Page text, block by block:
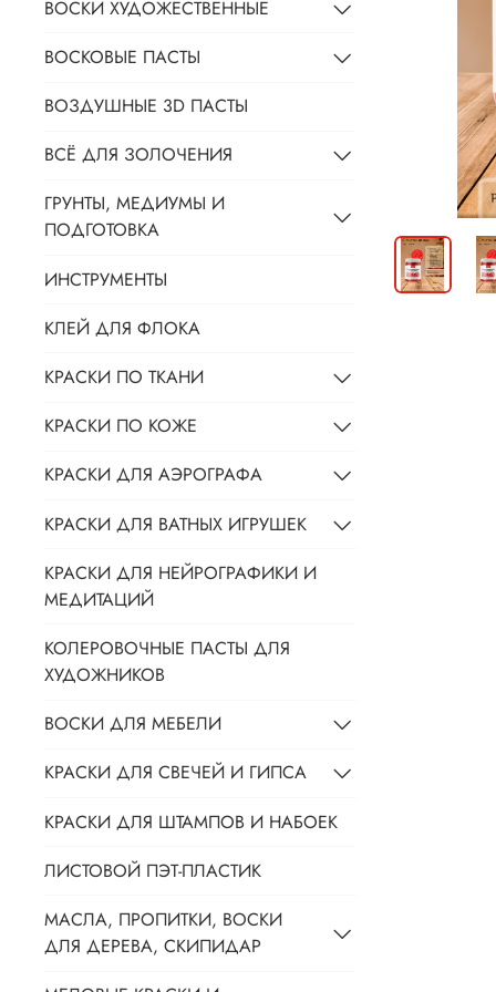
ВОСКИ ХУДОЖЕСТВЕННЫЕ
ВОСКОВЫЕ ПАСТЫ
ВОЗДУШНЫЕ 3D ПАСТЫ
ВСЁ ДЛЯ ЗОЛОЧЕНИЯ
ГРУНТЫ, МЕДИУМЫ И
ПОДГОТОВКА
ИНСТРУМЕНТЫ
КЛЕЙ ДЛЯ ФЛОКА
КРАСКИ ПО ТКАНИ
КРАСКИ ПО КОЖЕ
КРАСКИ ДЛЯ АЭРОГРАФА
КРАСКИ ДЛЯ ВАТНЫХ ИГРУШЕК
КРАСКИ ДЛЯ НЕЙРОГРАФИКИ И
МЕДИТАЦИЙ
КОЛЕРОВОЧНЫЕ ПАСТЫ ДЛЯ
ХУДОЖНИКОВ
ВОСКИ ДЛЯ МЕБЕЛИ
КРАСКИ ДЛЯ СВЕЧЕЙ И ГИПСА
КРАСКИ ДЛЯ ШТАМПОВ И НАБОЕК
ЛИСТОВОЙ ПЭТ-ПЛАСТИК
МАСЛА, ПРОПИТКИ, ВОСКИ
ДЛЯ ДЕРЕВА, СКИПИДАР